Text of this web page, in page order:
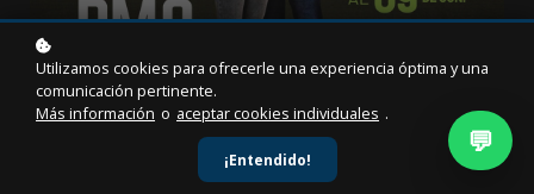
💬
Utilizamos cookies para ofrecerle una experiencia óptima y una
comunicación pertinente.
Más información o aceptar cookies individuales .
¡Entendido!